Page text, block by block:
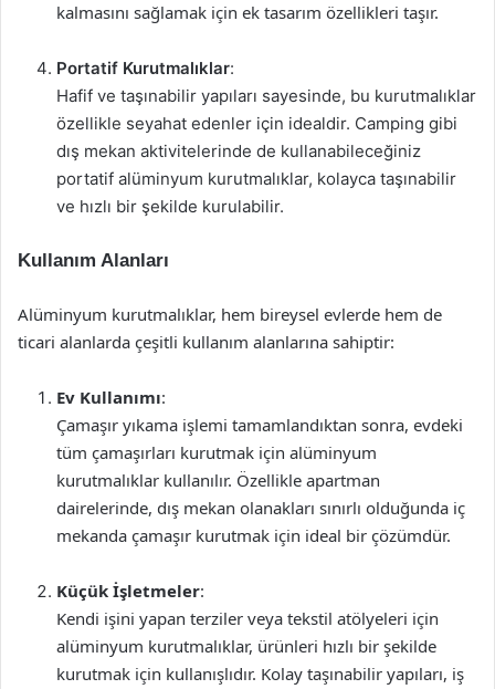
kalmasını sağlamak için ek tasarım özellikleri taşır.
Portatif Kurutmalıklar:
Hafif ve taşınabilir yapıları sayesinde, bu kurutmalıklar
özellikle seyahat edenler için idealdir. Camping gibi
dış mekan aktivitelerinde de kullanabileceğiniz
portatif alüminyum kurutmalıklar, kolayca taşınabilir
ve hızlı bir şekilde kurulabilir.
Kullanım Alanları
Alüminyum kurutmalıklar, hem bireysel evlerde hem de
ticari alanlarda çeşitli kullanım alanlarına sahiptir:
Ev Kullanımı:
Çamaşır yıkama işlemi tamamlandıktan sonra, evdeki
tüm çamaşırları kurutmak için alüminyum
kurutmalıklar kullanılır. Özellikle apartman
dairelerinde, dış mekan olanakları sınırlı olduğunda iç
mekanda çamaşır kurutmak için ideal bir çözümdür.
Küçük İşletmeler:
Kendi işini yapan terziler veya tekstil atölyeleri için
alüminyum kurutmalıklar, ürünleri hızlı bir şekilde
kurutmak için kullanışlıdır. Kolay taşınabilir yapıları, iş